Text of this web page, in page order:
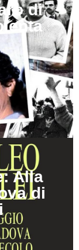
di
Alla
di